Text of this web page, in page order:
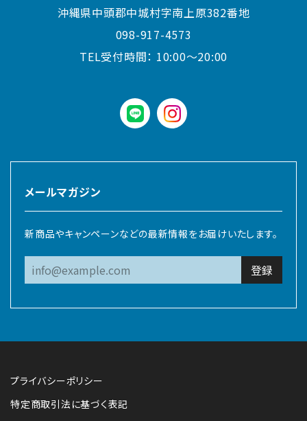
沖縄県中頭郡中城村字南上原382番地
098-917-4573
TEL受付時間： 10:00〜20:00
LINE instagram
メールマガジン
新商品やキャンペーンなどの最新情報をお届けいたします。
登録
プライバシーポリシー
特定商取引法に基づく表記